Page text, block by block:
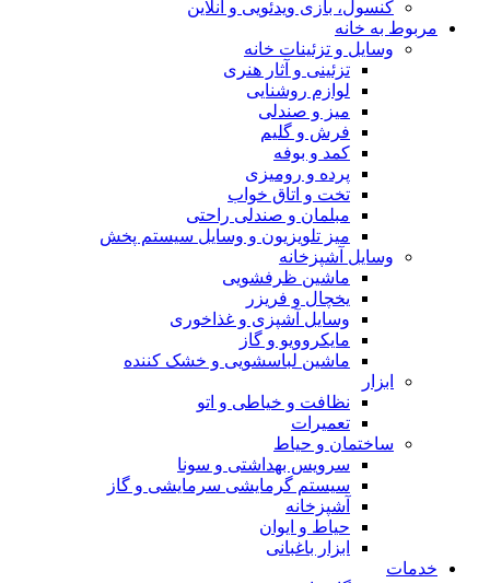
کنسول، بازی‌ ویدئویی و آنلاین
مربوط به خانه
وسایل و تزئینات خانه
تزئینی و آثار هنری
لوازم روشنایی
میز و صندلی
فرش و گلیم
کمد و بوفه
پرده و رومیزی
تخت و اتاق خواب
مبلمان و صندلی راحتی
میز تلویزیون و وسایل سیستم پخش
وسایل آشپزخانه
ماشین ظرفشویی
یخچال و فریزر
وسایل آشپزی و غذاخوری
مایکروویو و گاز
ماشین لباسشویی و خشک کننده
ابزار
نظافت و خیاطی و اتو
تعمیرات
ساختمان و حیاط
سرویس بهداشتی و سونا
سیستم گرمایشی سرمایشی و گاز
آشپزخانه
حیاط و ایوان
ابزار باغبانی
خدمات